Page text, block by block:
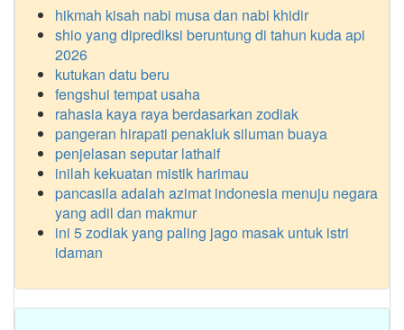
hikmah kisah nabi musa dan nabi khidir
shio yang diprediksi beruntung di tahun kuda api
2026
kutukan datu beru
fengshui tempat usaha
rahasia kaya raya berdasarkan zodiak
pangeran hirapati penakluk siluman buaya
penjelasan seputar lathaif
inilah kekuatan mistik harimau
pancasila adalah azimat indonesia menuju negara
yang adil dan makmur
ini 5 zodiak yang paling jago masak untuk istri
idaman